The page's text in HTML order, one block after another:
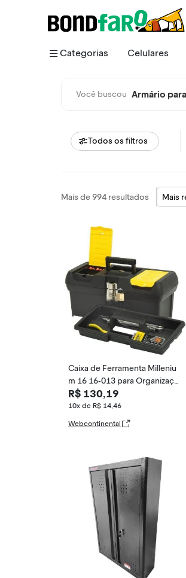
Categorias Celulares
Você buscou Armário
Todos os filtros
Mais de 994 resultados
Caixa de Ferramenta Milleniu
m 16 16-013 para Organizaçã
o com Estrutura Reforçada e
m Polipropileno Stanley
R$ 130,19
10x de R$ 14,46
Webcontinental